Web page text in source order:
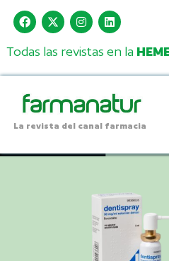
Todas las revistas en la
La revista del canal farmacia